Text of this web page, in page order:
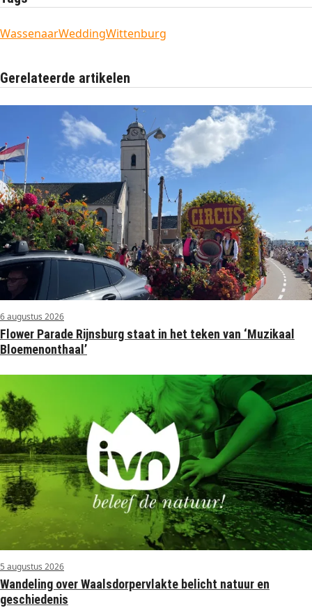
WassenaarWeddingWittenburg
Gerelateerde artikelen
6 augustus 2026
Flower Parade Rijnsburg staat in het teken van ‘Muzikaal
Bloemenonthaal’
5 augustus 2026
Wandeling over Waalsdorpervlakte belicht natuur en
geschiedenis